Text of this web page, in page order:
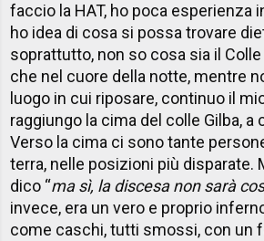
faccio la HAT, ho poca esperienza
ho idea di cosa si possa trovare
soprattutto, non so cosa sia il
che nel cuore della notte, mentre
luogo in cui riposare, continuo il
raggiungo la cima del colle Gilba, a
Verso la cima ci sono tante
terra, nelle posizioni più disparate.
dico “ma sì, la discesa non sarà
invece, era un vero e proprio
come caschi, tutti smossi, con un